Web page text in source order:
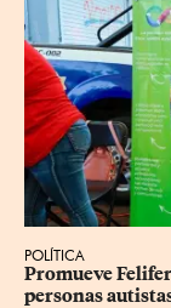
POLÍTICA
Promueve
personas